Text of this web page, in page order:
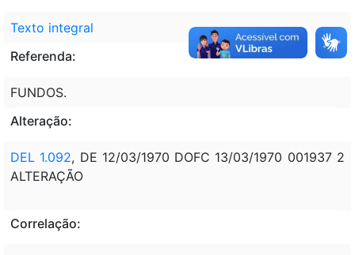
Texto integral
Referenda:
FUNDOS.
Alteração:
DEL 1.092, DE 12/03/1970 DOFC 13/03/1970 001937 2
ALTERAÇÃO
Correlação: